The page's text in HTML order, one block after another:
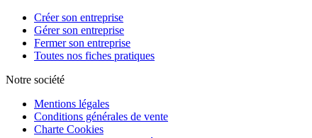
Créer son entreprise
Gérer son entreprise
Fermer son entreprise
Toutes nos fiches pratiques
Notre société
Mentions légales
Conditions générales de vente
Charte Cookies